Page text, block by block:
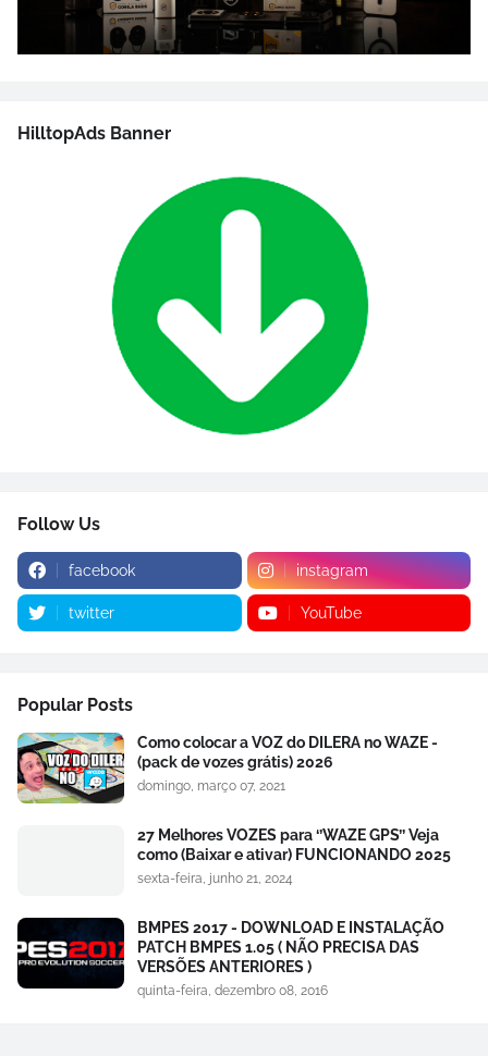
HilltopAds Banner
Follow Us
facebook instagram
twitter YouTube
Popular Posts
Como colocar a VOZ do DILERA no WAZE -
(pack de vozes grátis) 2026
domingo, março 07, 2021
27 Melhores VOZES para ‘’WAZE GPS’’ Veja
como (Baixar e ativar) FUNCIONANDO 2025
sexta-feira, junho 21, 2024
BMPES 2017 - DOWNLOAD E INSTALAÇÃO
PATCH BMPES 1.05 ( NÃO PRECISA DAS
VERSÕES ANTERIORES )
quinta-feira, dezembro 08, 2016